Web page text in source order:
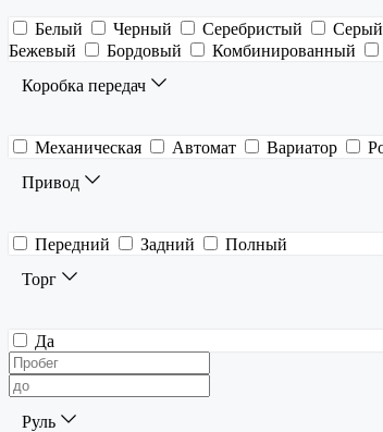
Белый Черный Серебристый Серый
Бежевый
Бордовый Комбинированный
Коробка передач
Механическая Автомат Вариатор
Привод
Передний Задний
Полный
Торг
Да
Руль